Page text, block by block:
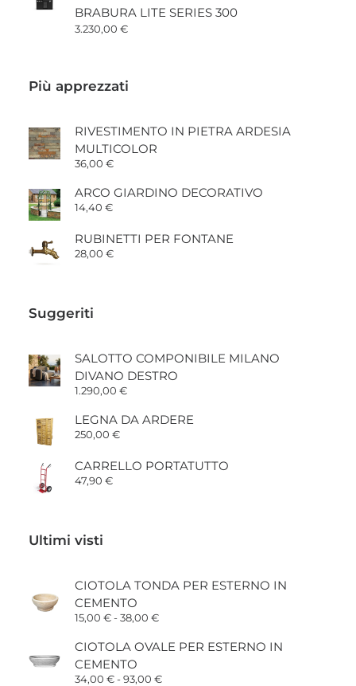
BRABURA LITE SERIES 300
3.230,00 €
Più apprezzati
RIVESTIMENTO IN PIETRA ARDESIA
MULTICOLOR
36,00 €
ARCO GIARDINO DECORATIVO
14,40 €
RUBINETTI PER FONTANE
28,00 €
Suggeriti
SALOTTO COMPONIBILE MILANO
DIVANO DESTRO
1.290,00 €
LEGNA DA ARDERE
250,00 €
CARRELLO PORTATUTTO
47,90 €
Ultimi visti
CIOTOLA TONDA PER ESTERNO IN
CEMENTO
15,00 €-38,00 €Fascia
prezzo:
da
a
CIOTOLA OVALE PER ESTERNO IN
CEMENTO
34,00 €-93,00 €Fascia